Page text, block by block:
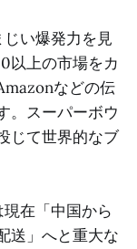
い爆発力を見
以上の市場をカ
などの伝
。スーパーボウ
じて世界的なブ
在「中国から
送」へと重大な